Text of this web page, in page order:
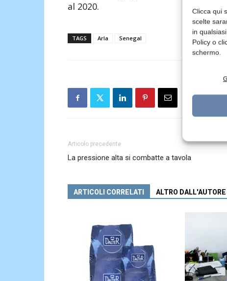
Clicca qui
scelte
in
Policy o
schermo.
al 2020.
TAGS Arla Senegal
Articolo precedente
La pressione alta si combatte a tavola
ARTICOLI CORRELATI ALTRO DALL'AUTORE